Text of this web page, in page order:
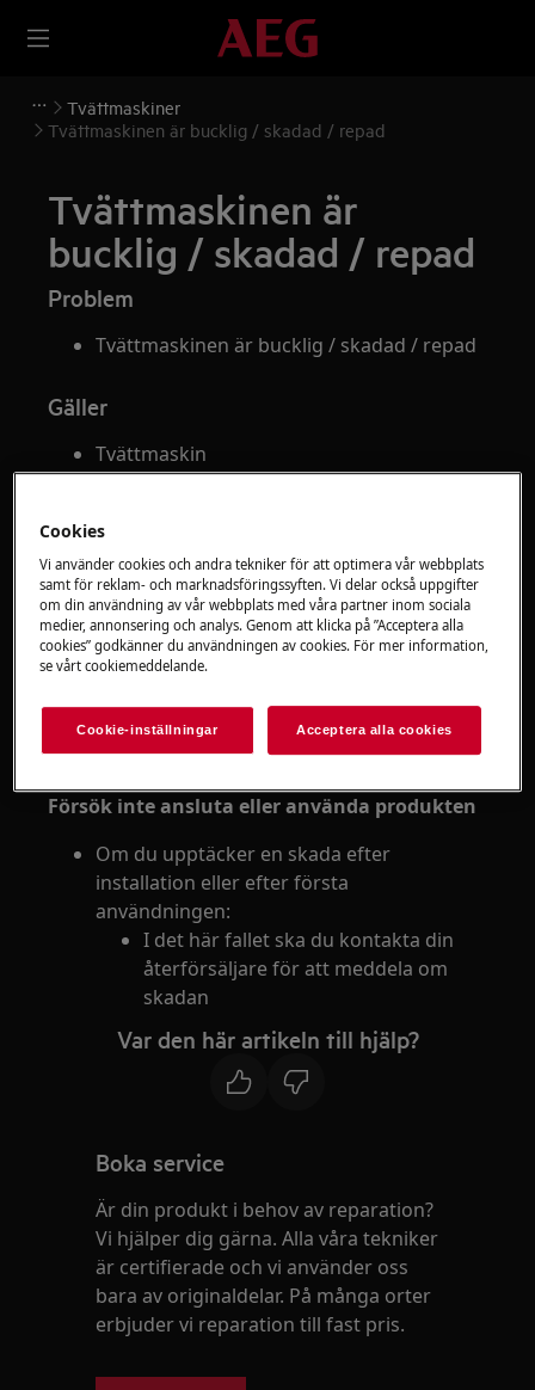
Tvättmaskiner
Tvättmaskinen är bucklig / skadad / repad
Tvättmaskinen är
bucklig / skadad / repad
Problem
Tvättmaskinen är bucklig / skadad / repad
Gäller
Tvättmaskin
Kombinerad tvätt & tork
Lösning
Om du upptäcker en skada när du plockar
upp produkten:
Kontakta återförsäljaren omedelbart
för att meddela att det blev en skada
på produkten under leveransen.
Återförsäljarens telefonnummer
finns på fakturan eller följesedeln
Försök inte ansluta eller använda produkten
Om du upptäcker en skada efter
installation eller efter första
användningen:
I det här fallet ska du kontakta din
återförsäljare för att meddela om
skadan
Var den här artikeln till hjälp?
Boka service
Är din produkt i behov av reparation?
Vi hjälper dig gärna. Alla våra tekniker
är certifierade och vi använder oss
bara av originaldelar. På många orter
erbjuder vi reparation till fast pris.
Cookies
Vi använder cookies och andra tekniker för att optimera vår webbplats
samt för reklam- och marknadsföringssyften. Vi delar också uppgifter
om din användning av vår webbplats med våra partner inom sociala
medier, annonsering och analys. Genom att klicka på ”Acceptera alla
cookies” godkänner du användningen av cookies. För mer information,
se vårt cookiemeddelande.
Cookie-inställningar Acceptera alla cookies